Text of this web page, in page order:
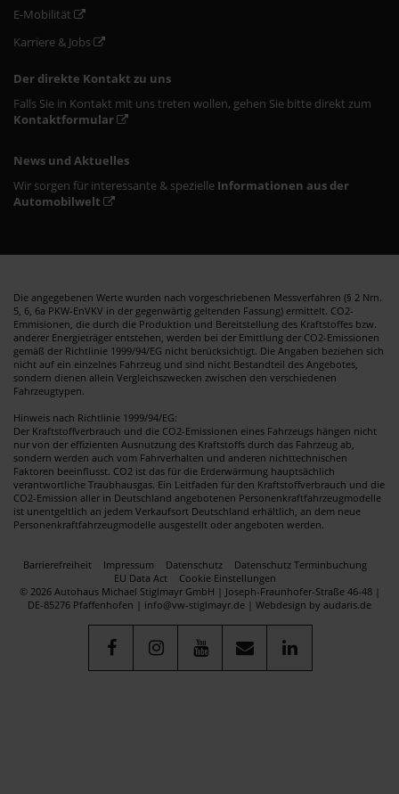
E-Mobilität
Karriere & Jobs
Der direkte Kontakt zu uns
Falls Sie in Kontakt mit uns treten wollen, gehen Sie bitte direkt zum
Kontaktformular
News und Aktuelles
Wir sorgen für interessante & spezielle Informationen aus der
Automobilwelt
Die angegebenen Werte wurden nach vorgeschriebenen Messverfahren (§ 2 Nrn.
5, 6, 6a PKW-EnVKV in der gegenwärtig geltenden Fassung) ermittelt. CO2-
Emmisionen, die durch die Produktion und Bereitstellung des Kraftstoffes bzw.
anderer Energieträger entstehen, werden bei der Emittlung der CO2-Emissionen
gemäß der Richtlinie 1999/94/EG nicht berücksichtigt. Die Angaben beziehen sich
nicht auf ein einzelnes Fahrzeug und sind nicht Bestandteil des Angebotes,
sondern dienen allein Vergleichszwecken zwischen den verschiedenen
Fahrzeugtypen.
Hinweis nach Richtlinie 1999/94/EG:
Der Kraftstoffverbrauch und die CO2-Emissionen eines Fahrzeugs hängen nicht
nur von der effizienten Ausnutzung des Kraftstoffs durch das Fahrzeug ab,
sondern werden auch vom Fahrverhalten und anderen nichttechnischen
Faktoren beeinflusst. CO2 ist das für die Erderwärmung hauptsächlich
verantwortliche Traubhausgas. Ein Leitfaden für den Kraftstoffverbrauch und die
CO2-Emission aller in Deutschland angebotenen Personenkraftfahrzeugmodelle
ist unentgeltlich an jedem Verkaufsort Deutschland erhältlich, an dem neue
Personenkraftfahrzeugmodelle ausgestellt oder angeboten werden.
Barrierefreiheit Impressum Datenschutz
Datenschutz Terminbuchung
EU Data Act
Cookie Einstellungen
© 2026 Autohaus Michael Stiglmayr GmbH | Joseph-Fraunhofer-Straße 46-48 |
DE-85276 Pfaffenhofen | info@vw-stiglmayr.de | Webdesign by audaris.de